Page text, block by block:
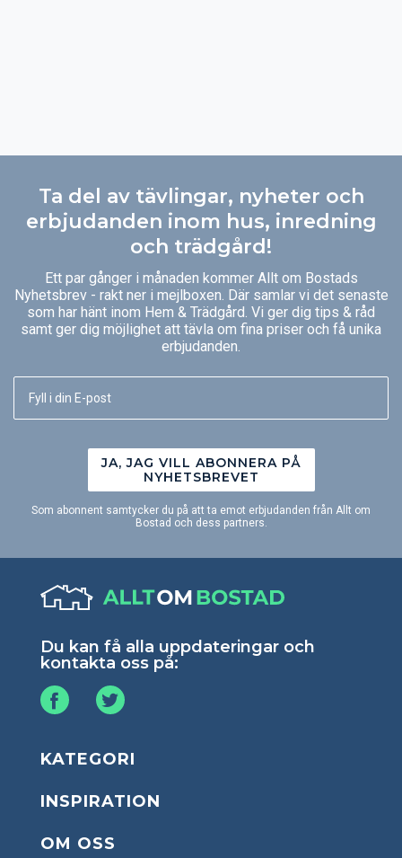
Ta del av tävlingar, nyheter och
erbjudanden inom hus, inredning
och trädgård!
Ett par gånger i månaden kommer Allt om Bostads
Nyhetsbrev - rakt ner i mejlboxen. Där samlar vi det senaste
som har hänt inom Hem & Trädgård. Vi ger dig tips & råd
samt ger dig möjlighet att tävla om fina priser och få unika
erbjudanden.
JA, JAG VILL ABONNERA PÅ
NYHETSBREVET
Som abonnent samtycker du på att ta emot erbjudanden från Allt om
Bostad och dess partners.
Du kan få alla uppdateringar och
kontakta oss på:
KATEGORI
INSPIRATION
OM OSS